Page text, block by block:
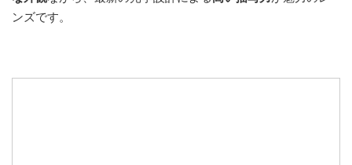
ンズです。